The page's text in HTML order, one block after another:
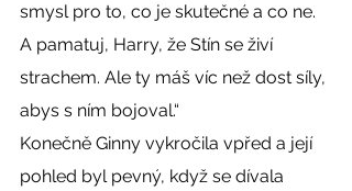
smysl pro to, co je skutečné a co ne.
A pamatuj, Harry, že Stín se živí
strachem. Ale ty máš víc než dost síly,
abys s ním bojoval.“
Konečně Ginny vykročila vpřed a její
pohled byl pevný, když se dívala